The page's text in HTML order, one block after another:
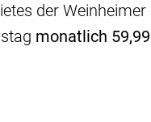
der
monatlich